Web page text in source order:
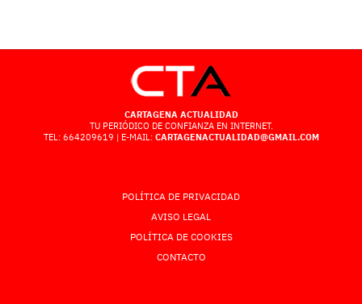
CARTAGENA ACTUALIDAD
TU PERIÓDICO DE CONFIANZA EN INTERNET.
TEL: 664209619 | E-MAIL: CARTAGENACTUALIDAD@GMAIL.COM
POLÍTICA DE PRIVACIDAD
AVISO LEGAL
POLÍTICA DE COOKIES
CONTACTO